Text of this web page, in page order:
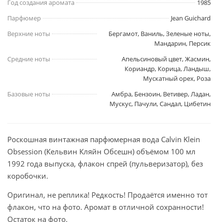
Год создания аромата
1985
Парфюмер
Jean Guichard
Верхние ноты
Бергамот, Ваниль, Зеленые ноты,
Мандарин, Персик
Средние ноты
Апельсиновый цвет, Жасмин,
Кориандр, Корица, Ландыш,
Мускатный орех, Роза
Базовые ноты
Амбра, Бензоин, Ветивер, Ладан,
Мускус, Пачули, Сандал, Цибетин
Роскошная винтажная парфюмерная вода Calvin Klein
Obsession (Кельвин Кляйн Обсешн) объёмом 100 мл
1992 года выпуска, флакон спрей (пульверизатор), без
коробочки.
Оригинал, не реплика! Редкость! Продаётся именно тот
флакон, что на фото. Аромат в отличной сохранности!
Остаток на фото.